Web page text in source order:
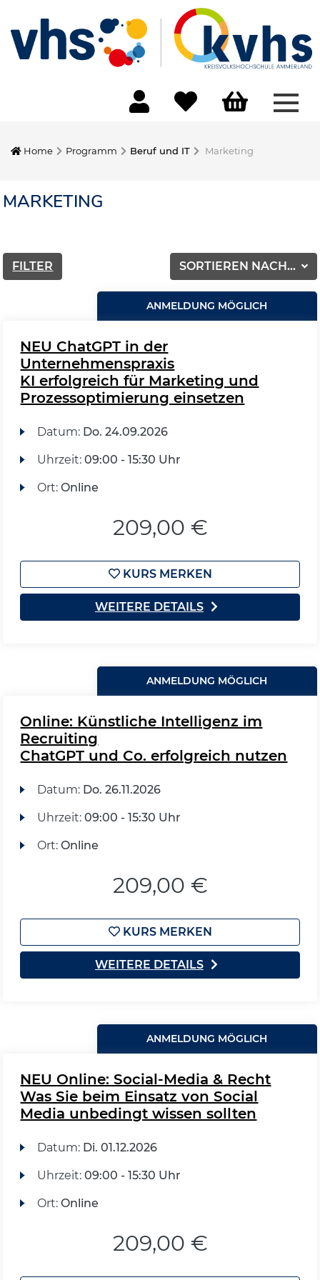
Home Programm Beruf und IT Marketing
MARKETING
SORTIEREN NACH...
FILTER
ANMELDUNG MÖGLICH
NEU ChatGPT in der
Unternehmenspraxis
KI erfolgreich für Marketing und
Prozessoptimierung einsetzen
Datum: Do. 24.09.2026
Uhrzeit: 09:00 - 15:30 Uhr
Ort: Online
209,00 €
KURS MERKEN
WEITERE DETAILS
ANMELDUNG MÖGLICH
Online: Künstliche Intelligenz im
Recruiting
ChatGPT und Co. erfolgreich nutzen
Datum: Do. 26.11.2026
Uhrzeit: 09:00 - 15:30 Uhr
Ort: Online
209,00 €
KURS MERKEN
WEITERE DETAILS
ANMELDUNG MÖGLICH
NEU Online: Social-Media & Recht
Was Sie beim Einsatz von Social
Media unbedingt wissen sollten
Datum: Di. 01.12.2026
Uhrzeit: 09:00 - 15:30 Uhr
Ort: Online
209,00 €